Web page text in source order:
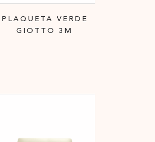
PLAQUETA VERDE
GIOTTO 3M